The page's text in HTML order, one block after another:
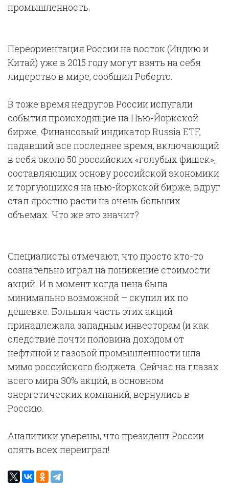
промышленность.
Переориентация России на восток (Индию и
Китай) уже в 2015 году могут взять на себя
лидерство в мире, сообщил Робертс.
В тоже время недругов России испугали
события происходящие на Нью-Йоркской
бирже. Финансовый индикатор Russia ETF,
падавший все последнее время, включающий
в себя около 50 российских «голубых фишек»,
составляющих основу российской экономики
и торгующихся на нью-йоркской бирже, вдруг
стал яростно расти на очень больших
объемах. Что же это значит?
Специалисты отмечают, что просто кто-то
сознательно играл на понижение стоимости
акций. И в момент когда цена была
минимально возможной – скупил их по
дешевке. Большая часть этих акций
принадлежала западным инвесторам (и как
следствие почти половина доходом от
нефтяной и газовой промышленности шла
мимо российского бюджета. Сейчас на глазах
всего мира 30% акций, в основном
энергетических компаний, вернулись в
Россию.
Аналитики уверены, что президент России
опять всех переиграл!